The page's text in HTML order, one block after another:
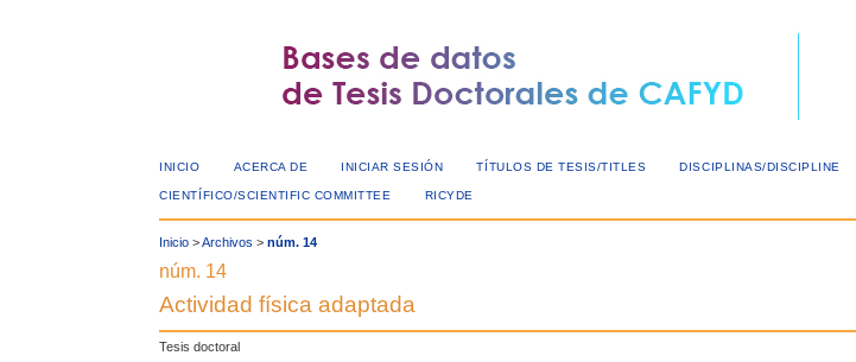
INICIO ACERCA DE INICIAR SESIÓN TÍTULOS DE TESIS/TITLES DISCIPLINAS/DISCIPLINE
CIENTÍFICO/SCIENTIFIC COMMITTEE RICYDE
Inicio >Archivos >núm. 14
núm. 14
Actividad física adaptada
Tesis doctoral